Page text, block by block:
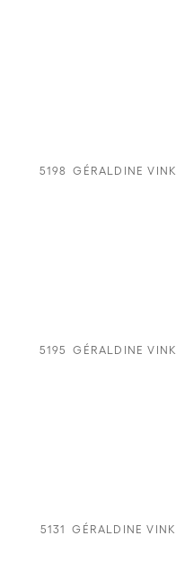
5198 GÉRALDINE VINK
5195 GÉRALDINE VINK
5131 GÉRALDINE VINK